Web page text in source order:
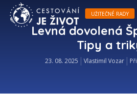
UŽITEČNÉ RADY
Levná dovolená
Tipy a
23. 08. 2025 Vlastimil Vozar